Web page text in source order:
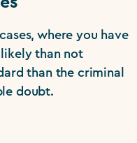
where you have
than not
than the criminal
doubt.